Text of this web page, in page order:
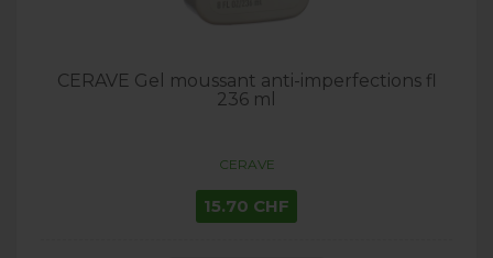
CERAVE Gel moussant anti-imperfections fl
236 ml
CERAVE
15.70 CHF